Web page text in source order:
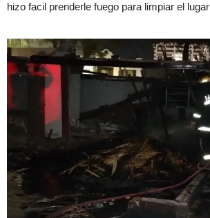
hizo facil prenderle fuego para limpiar el lugar